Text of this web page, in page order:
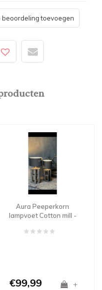
beoordeling toevoegen
Aura Peeperkorn
lampvoet Cotton mill -
€99,99 +